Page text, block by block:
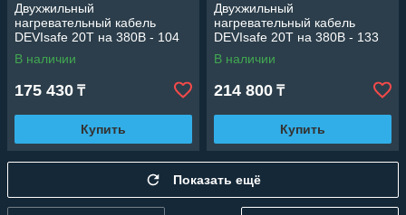
Двухжильный
нагревательный кабель
DEVIsafe 20T на 380В - 104
м. (DTCE-20, длина: 104 м.,
мощность: 2085 Вт)
В наличии
175 430 ₸
Купить
Двухжильный
нагревательный кабель
DEVIsafe 20T на 380В - 133
м. (DTCE-20, длина: 133 м.,
мощность: 2665 Вт)
В наличии
214 800 ₸
Купить
Показать ещё